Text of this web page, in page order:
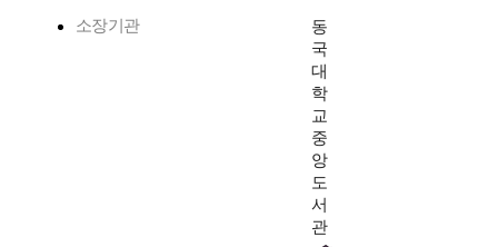
소장기관
동
국
대
학
교
중
앙
도
서
관